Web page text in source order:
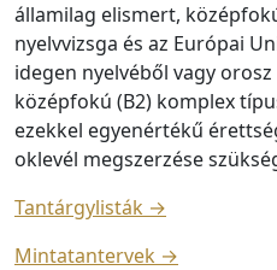
államilag elismert,
nyelvvizsga és az Európai
idegen nyelvéből vagy
középfokú (B2) komplex
ezekkel egyenértékű
oklevél megszerzése
Tantárgylisták →
Mintatantervek →